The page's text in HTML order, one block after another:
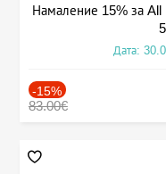
Намаление 15% за All
Дата:
-15%
83.00€